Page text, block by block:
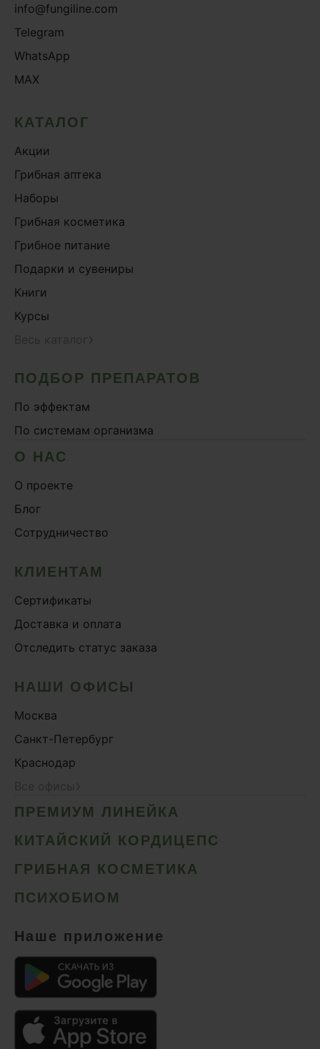
info@fungiline.com
Telegram
WhatsApp
MAX
КАТАЛОГ
Акции
Грибная аптека
Наборы
Грибная косметика
Грибное питание
Подарки и сувениры
Книги
Курсы
ПОДБОР ПРЕПАРАТОВ
По эффектам
По системам организма
О НАС
О проекте
Блог
Сотрудничество
КЛИЕНТАМ
Сертификаты
Доставка и оплата
Отследить статус заказа
НАШИ ОФИСЫ
Москва
Санкт-Петербург
Краснодар
ПРЕМИУМ ЛИНЕЙКА
КИТАЙСКИЙ КОРДИЦЕПС
ГРИБНАЯ КОСМЕТИКА
ПСИХОБИОМ
Наше приложение